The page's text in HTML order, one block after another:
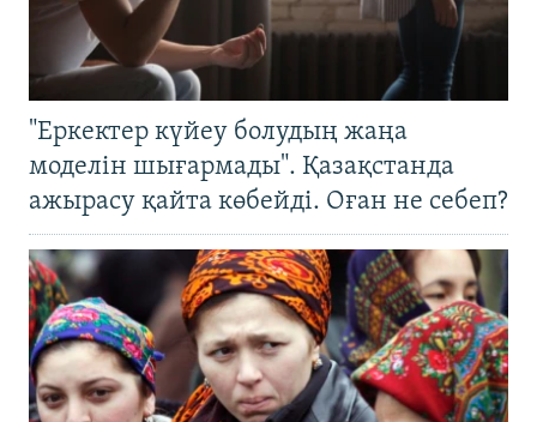
"Еркектер күйеу болудың жаңа
моделін шығармады". Қазақстанда
ажырасу қайта көбейді. Оған не себеп?